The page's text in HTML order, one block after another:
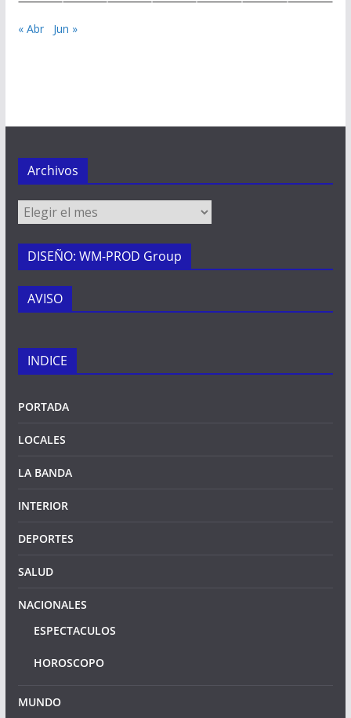
« Abr Jun »
Archivos
Archivos
DISEÑO: WM-PROD Group
AVISO
INDICE
PORTADA
LOCALES
LA BANDA
INTERIOR
DEPORTES
SALUD
NACIONALES
ESPECTACULOS
HOROSCOPO
MUNDO